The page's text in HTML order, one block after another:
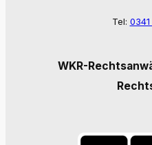
Tel:
WKR-